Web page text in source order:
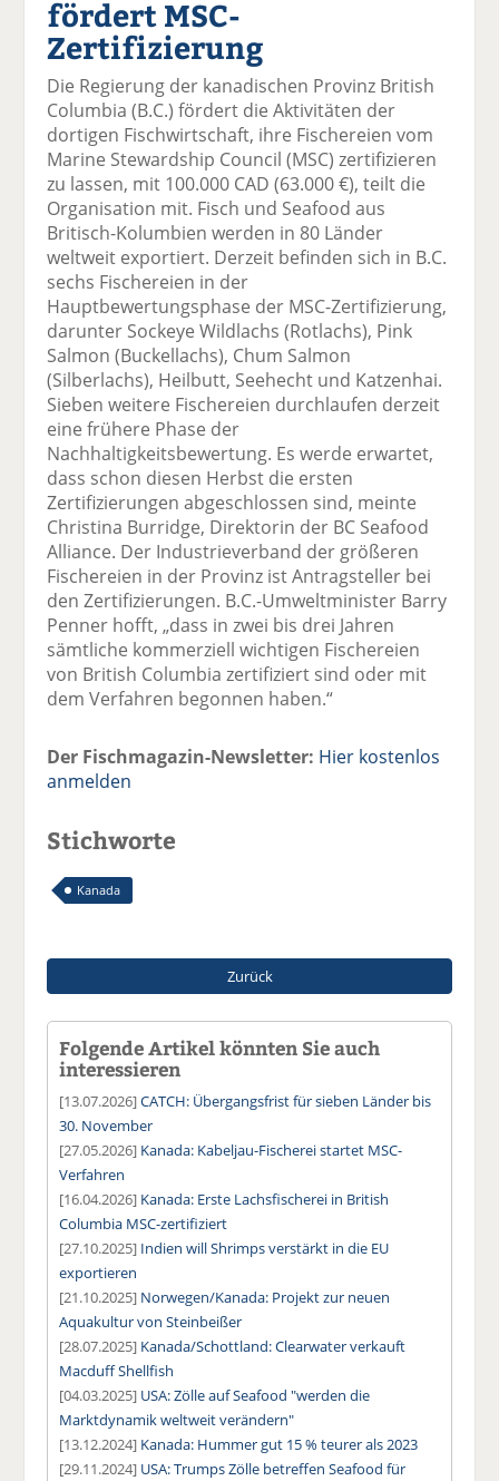
F
ac
e
b
o
o
k
te
e
n
tt
er
n
Li
n
k
e
di
il
n
E
ai
l
v
n
e
n
ck
n
fördert MSC-
Zertifizierung
Die Regierung der kanadischen Provinz British
Columbia (B.C.) fördert die Aktivitäten der
dortigen Fischwirtschaft, ihre Fischereien vom
Marine Stewardship Council (MSC) zertifizieren
zu lassen, mit 100.000 CAD (63.000 €), teilt die
Organisation mit. Fisch und Seafood aus
Britisch-Kolumbien werden in 80 Länder
weltweit exportiert. Derzeit befinden sich in B.C.
sechs Fischereien in der
Hauptbewertungsphase der MSC-Zertifizierung,
darunter Sockeye Wildlachs (Rotlachs), Pink
Salmon (Buckellachs), Chum Salmon
(Silberlachs), Heilbutt, Seehecht und Katzenhai.
Sieben weitere Fischereien durchlaufen derzeit
eine frühere Phase der
Nachhaltigkeitsbewertung. Es werde erwartet,
dass schon diesen Herbst die ersten
Zertifizierungen abgeschlossen sind, meinte
Christina Burridge, Direktorin der BC Seafood
Alliance. Der Industrieverband der größeren
Fischereien in der Provinz ist Antragsteller bei
den Zertifizierungen. B.C.-Umweltminister Barry
Penner hofft, „dass in zwei bis drei Jahren
sämtliche kommerziell wichtigen Fischereien
von British Columbia zertifiziert sind oder mit
dem Verfahren begonnen haben.“
Der Fischmagazin-Newsletter: Hier kostenlos
anmelden
Stichworte
Kanada
Zurück
Folgende Artikel könnten Sie auch
interessieren
[13.07.2026]CATCH: Übergangsfrist für sieben Länder bis
30. November
[27.05.2026] Kanada: Kabeljau-Fischerei startet MSC-
Verfahren
[16.04.2026] Kanada: Erste Lachsfischerei in British
Columbia MSC-zertifiziert
[27.10.2025] Indien will Shrimps verstärkt in die EU
exportieren
[21.10.2025] Norwegen/Kanada: Projekt zur neuen
Aquakultur von Steinbeißer
[28.07.2025] Kanada/Schottland: Clearwater verkauft
Macduff Shellfish
[04.03.2025] USA: Zölle auf Seafood "werden die
Marktdynamik weltweit verändern"
[13.12.2024] Kanada: Hummer gut 15 % teurer als 2023
[29.11.2024] USA: Trumps Zölle betreffen Seafood für